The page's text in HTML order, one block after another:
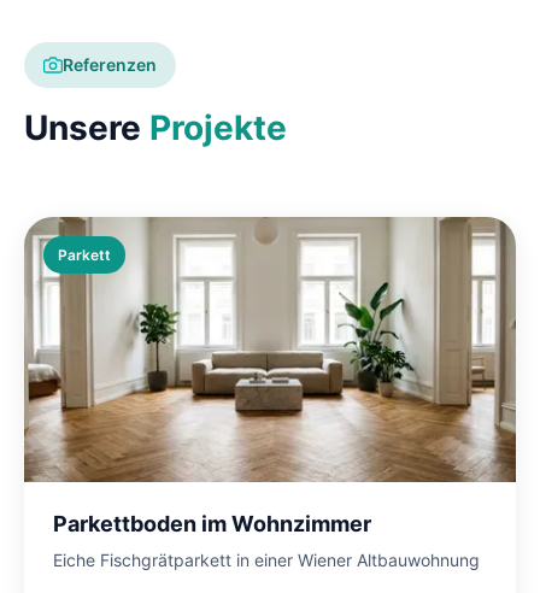
Referenzen
Unsere Projekte
Parkett
Parkettboden im Wohnzimmer
Eiche Fischgrätparkett in einer Wiener Altbauwohnung